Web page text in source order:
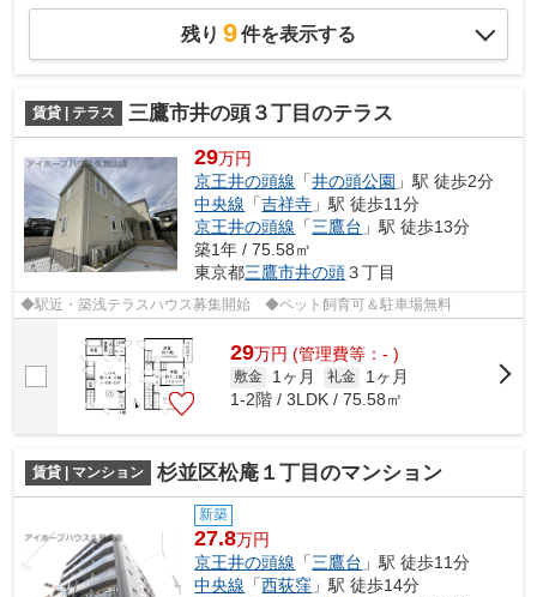
残り 9件を表示する
賃貸 | テラス 三鷹市井の頭３丁目のテラス
29万円
京王井の頭線 「井の頭公園 」駅 徒歩2分
中央線 「吉祥寺 」駅 徒歩11分
京王井の頭線 「三鷹台 」駅 徒歩13分
築1年 / 75.58㎡
東京都三鷹市井の頭３丁目
◆駅近・築浅テラスハウス募集開始 ◆ペット飼育可＆駐車場無料
29万円 (管理費等：- )
敷金 1ヶ月 礼金
1ヶ月
1-2階 / 3LDK / 75.58㎡
賃貸 | マンション 杉並区松庵１丁目のマンション
新築
27.8万円
京王井の頭線 「三鷹台 」駅 徒歩11分
中央線 「西荻窪 」駅 徒歩14分